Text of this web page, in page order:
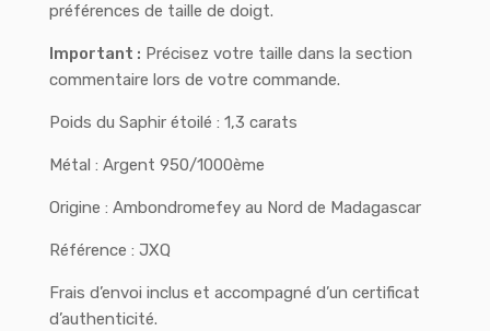
préférences de taille de doigt.
Important : Précisez votre taille dans la section
commentaire lors de votre commande.
Poids du Saphir étoilé : 1,3 carats
Métal : Argent 950/1000ème
Origine : Ambondromefey au Nord de Madagascar
Référence : JXQ
Frais d’envoi inclus et accompagné d’un certificat
d’authenticité.